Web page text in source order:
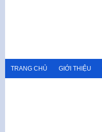
TRANG CHỦ GIỚI THIỆU